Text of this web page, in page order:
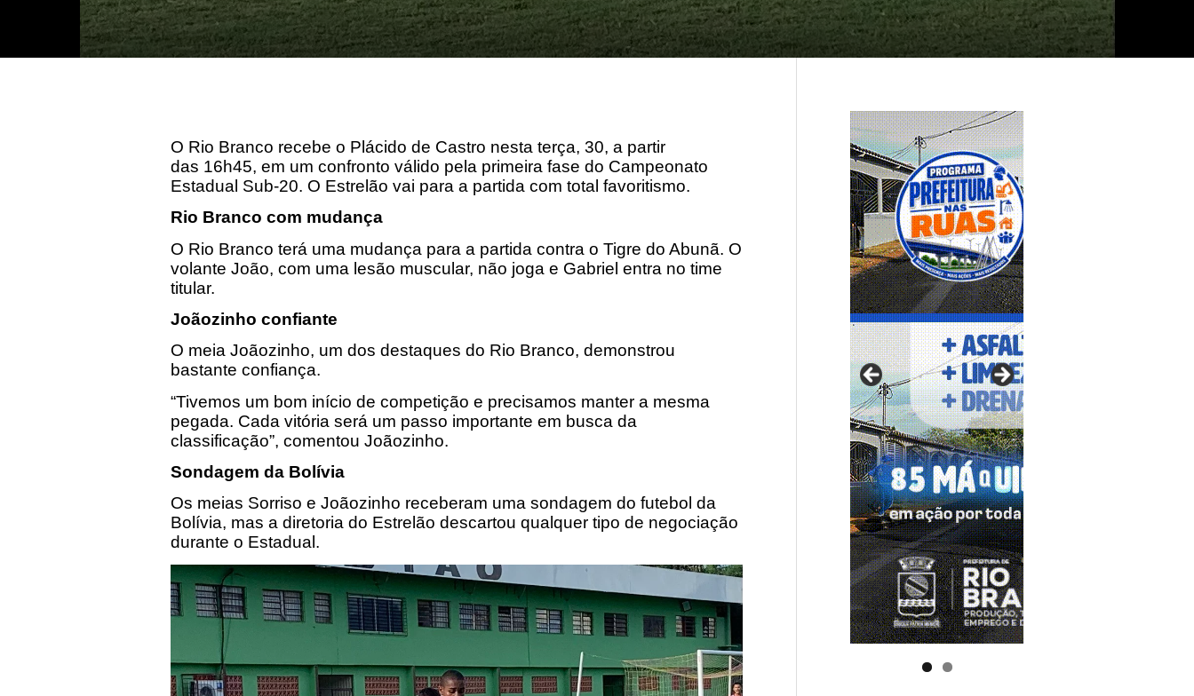
O Rio Branco recebe o Plácido de Castro nesta terça, 30, a partir
das 16h45, em um confronto válido pela primeira fase do Campeonato
Estadual Sub-20. O Estrelão vai para a partida com total favoritismo.
Rio Branco com mudança
O Rio Branco terá uma mudança para a partida contra o Tigre do Abunã. O
volante João, com uma lesão muscular, não joga e Gabriel entra no time
titular.
Joãozinho confiante
O meia Joãozinho, um dos destaques do Rio Branco, demonstrou
bastante confiança.
“Tivemos um bom início de competição e precisamos manter a mesma
pegada. Cada vitória será um passo importante em busca da
classificação”, comentou Joãozinho.
Sondagem da Bolívia
Os meias Sorriso e Joãozinho receberam uma sondagem do futebol da
Bolívia, mas a diretoria do Estrelão descartou qualquer tipo de negociação
durante o Estadual.